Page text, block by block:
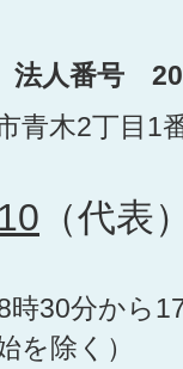
法人番号
青木2丁目1
（代表
30分から
を除く）